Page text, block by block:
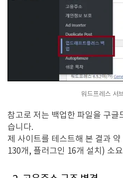
워드프레스 서
참고로 저는 백업한 파일을 구글
습니다.
제 사이트를 테스트해 본 결과
130개, 플러그인 16개 설치 ) 소